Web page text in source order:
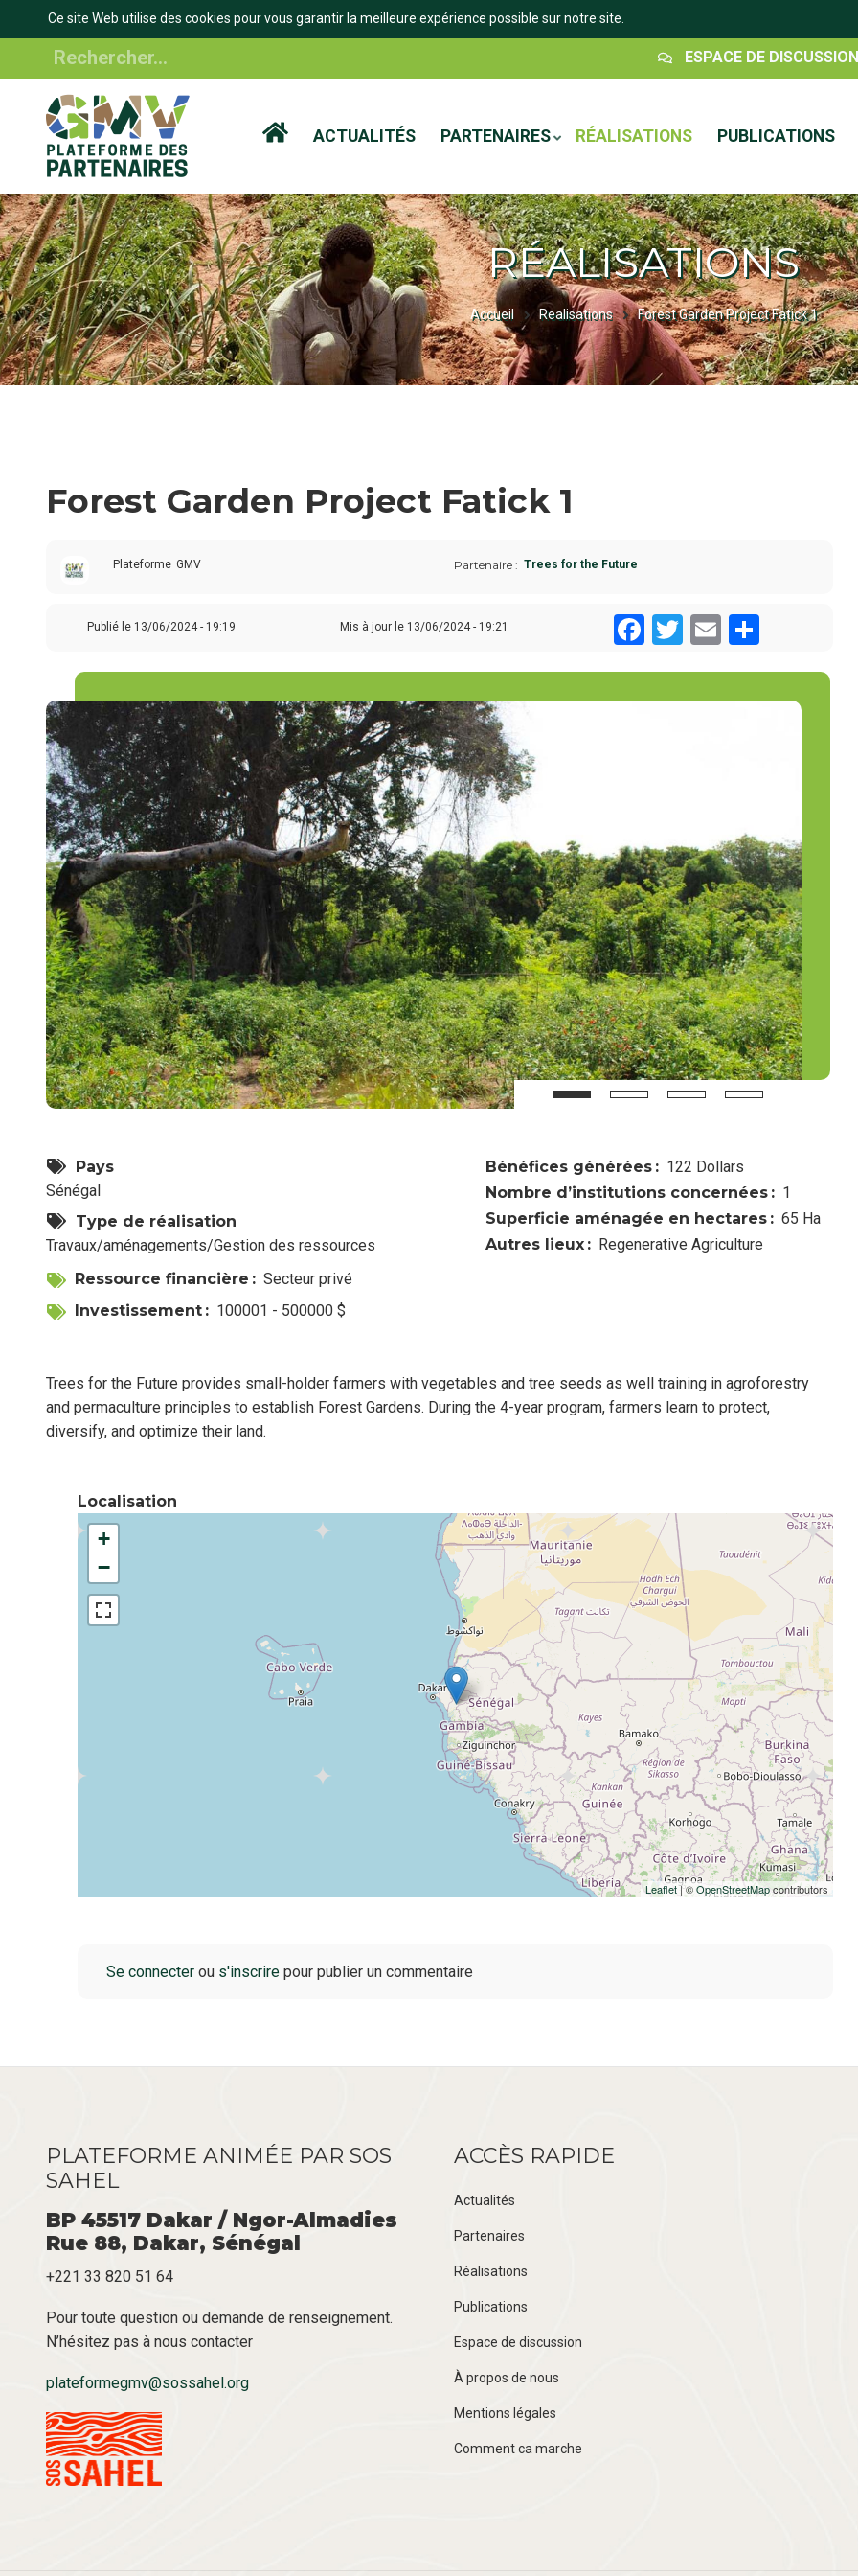
Ce site Web utilise des cookies pour vous garantir la meilleure expérience possible sur notre site.
au
contenu
principal
Rechercher
Espace
Discussion
ESPACE DE DISCUSSION
ACTUALITÉS PARTENAIRES RÉALISATIONS PUBLICATIONS
RÉALISATIONS
Accueil Realisations Forest Garden Project Fatick 1
Forest Garden Project Fatick 1
Plateforme GMV Partenaire Trees for the Future
Publié le 13/06/2024 - 19:19 Mis à jour le 13/06/2024 - 19:21 Facebook
Twitter
EmailShare
Pays
Sénégal
Type de réalisation
Travaux/aménagements/Gestion des ressources
Ressource financière
Secteur privé
Investissement
100001 - 500000 $
Bénéfices générées
122 Dollars
Nombre d’institutions concernées
1
Superficie aménagée en hectares
65 Ha
Autres lieux
Regenerative Agriculture
Trees for the Future provides small-holder farmers with vegetables and tree seeds as well training in agroforestry
and permaculture principles to establish Forest Gardens. During the 4-year program, farmers learn to protect,
diversify, and optimize their land.
Localisation
+
−
Leaflet| ©OpenStreetMapcontributors
Se connecter ou s'inscrire pour publier un commentaire
PLATEFORME ANIMÉE PAR SOS
SAHEL
BP 45517 Dakar / Ngor-Almadies
Rue 88, Dakar, Sénégal
+221 33 820 51 64
Pour toute question ou demande de renseignement.
N’hésitez pas à nous contacter
plateformegmv@sossahel.org
ACCÈS RAPIDE
Actualités
Partenaires
Réalisations
Publications
Espace de discussion
À propos de nous
Mentions légales
Comment ca marche